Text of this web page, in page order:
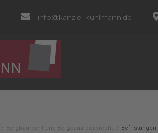
info@kanzlei-kuhlmann.de
Bergbaurecht und Bergbauarbeitsrecht Befristungen